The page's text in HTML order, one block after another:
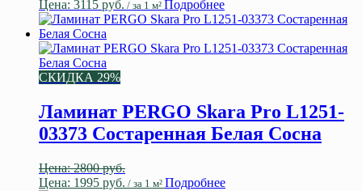
Цена: 3115 руб. / за 1 м² Подробнее
СКИДКА 29%
Ламинат PERGO Skara Pro L1251-
03373 Состаренная Белая Сосна
Цена:2800руб.Первоначальная
цена
Цена: 1995 руб. Текущая
/ за 1 м² Подробнее